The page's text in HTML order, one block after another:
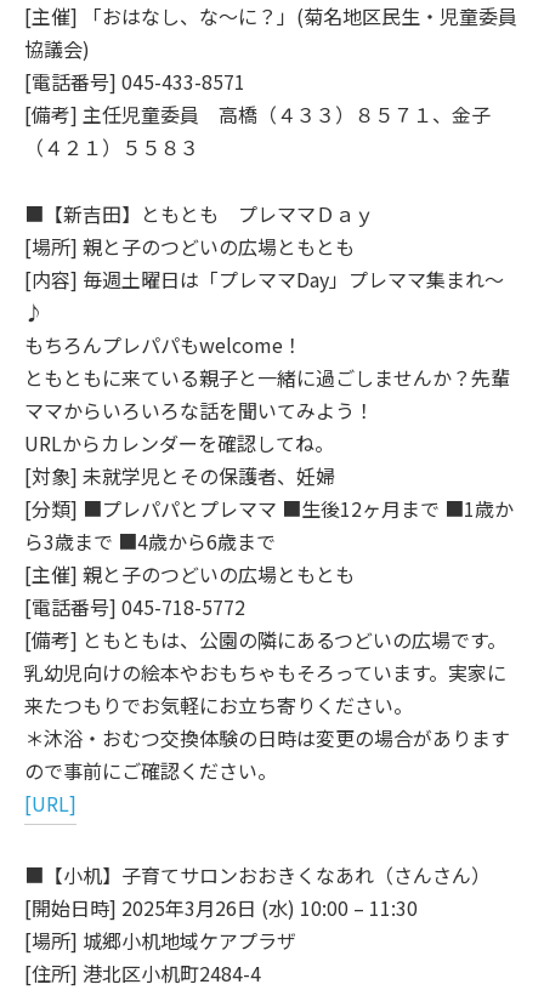
[主催] 「おはなし、な～に？」(菊名地区民生・児童委員
協議会)
[電話番号] 045-433-8571
[備考] 主任児童委員 高橋（４３３）８５７１、金子
（４２１）５５８３
■【新吉田】ともとも プレママＤａｙ
[場所] 親と子のつどいの広場ともとも
[内容] 毎週土曜日は「プレママDay」プレママ集まれ～
♪
もちろんプレパパもwelcome！
ともともに来ている親子と一緒に過ごしませんか？先輩
ママからいろいろな話を聞いてみよう！
URLからカレンダーを確認してね。
[対象] 未就学児とその保護者、妊婦
[分類] ■プレパパとプレママ ■生後12ヶ月まで ■1歳か
ら3歳まで ■4歳から6歳まで
[主催] 親と子のつどいの広場ともとも
[電話番号] 045-718-5772
[備考] ともともは、公園の隣にあるつどいの広場です。
乳幼児向けの絵本やおもちゃもそろっています。実家に
来たつもりでお気軽にお立ち寄りください。
＊沐浴・おむつ交換体験の日時は変更の場合があります
ので事前にご確認ください。
[URL]
■【小机】子育てサロンおおきくなあれ（さんさん）
[開始日時] 2025年3月26日 (水) 10:00 – 11:30
[場所] 城郷小机地域ケアプラザ
[住所] 港北区小机町2484-4